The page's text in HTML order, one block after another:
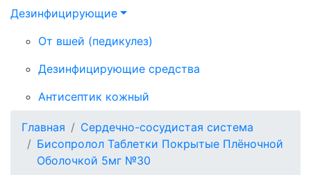
Дезинфицирующие
От вшей (педикулез)
Дезинфицирующие средства
Антисептик кожный
Главная
Сердечно-сосудистая система
Бисопролол Таблетки Покрытые Плёночной
Оболочкой 5мг №30